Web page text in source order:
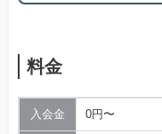
料金
入会金 0円〜